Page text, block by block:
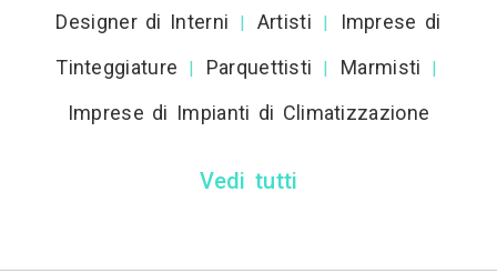
Designer di Interni | Artisti |
Imprese di
Tinteggiature
| Parquettisti | Marmisti |
Imprese di Impianti di Climatizzazione
Vedi tutti